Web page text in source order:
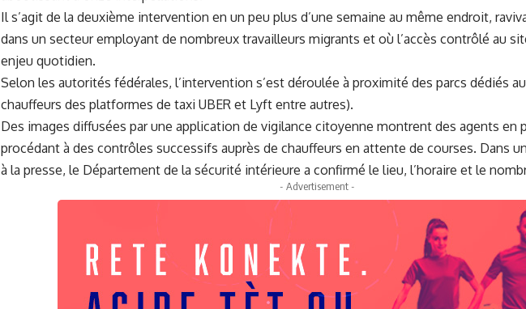
Il s’agit de la deuxième intervention en un peu plus d’une semaine au même endroit,
dans un secteur employant de nombreux travailleurs migrants et où l’accès contrôlé au
enjeu quotidien.
Selon les autorités fédérales, l’intervention s’est déroulée à proximité des parcs dédiés
chauffeurs des platformes de taxi UBER et Lyft entre autres).
Des images diffusées par une application de vigilance citoyenne montrent des agents en
procédant à des contrôles successifs auprès de chauffeurs en attente de courses. Dans
à la presse, le Département de la sécurité intérieure a confirmé le lieu, l’horaire et le
- Advertisement -